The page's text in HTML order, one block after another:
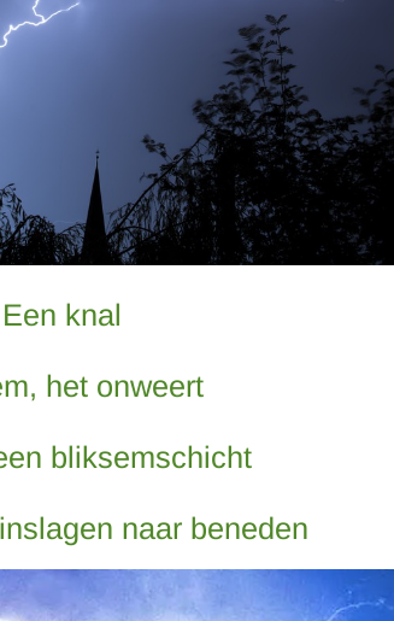
Een knal
het onweert
bliksemschicht
naar beneden